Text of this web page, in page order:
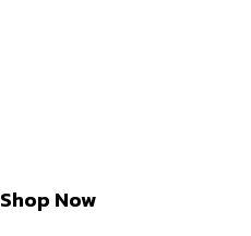
Shop Now